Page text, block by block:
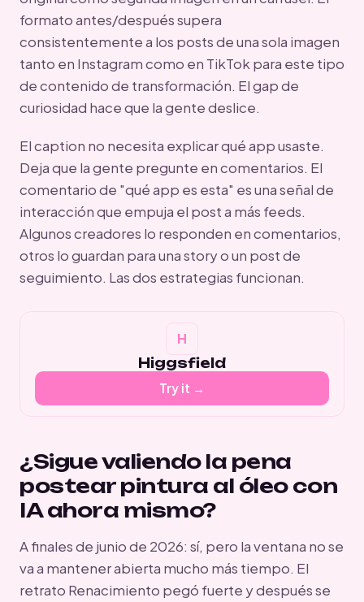
formato antes/después supera
consistentemente a los posts de una sola imagen
tanto en Instagram como en TikTok para este tipo
de contenido de transformación. El gap de
curiosidad hace que la gente deslice.
El caption no necesita explicar qué app usaste.
Deja que la gente pregunte en comentarios. El
comentario de "qué app es esta" es una señal de
interacción que empuja el post a más feeds.
Algunos creadores lo responden en comentarios,
otros lo guardan para una story o un post de
seguimiento. Las dos estrategias funcionan.
Higgsfield
Try it →
¿Sigue valiendo la pena
postear pintura al óleo con
IA ahora mismo?
A finales de junio de 2026: sí, pero la ventana no se
va a mantener abierta mucho más tiempo. El
retrato Renacimiento pegó fuerte y después se